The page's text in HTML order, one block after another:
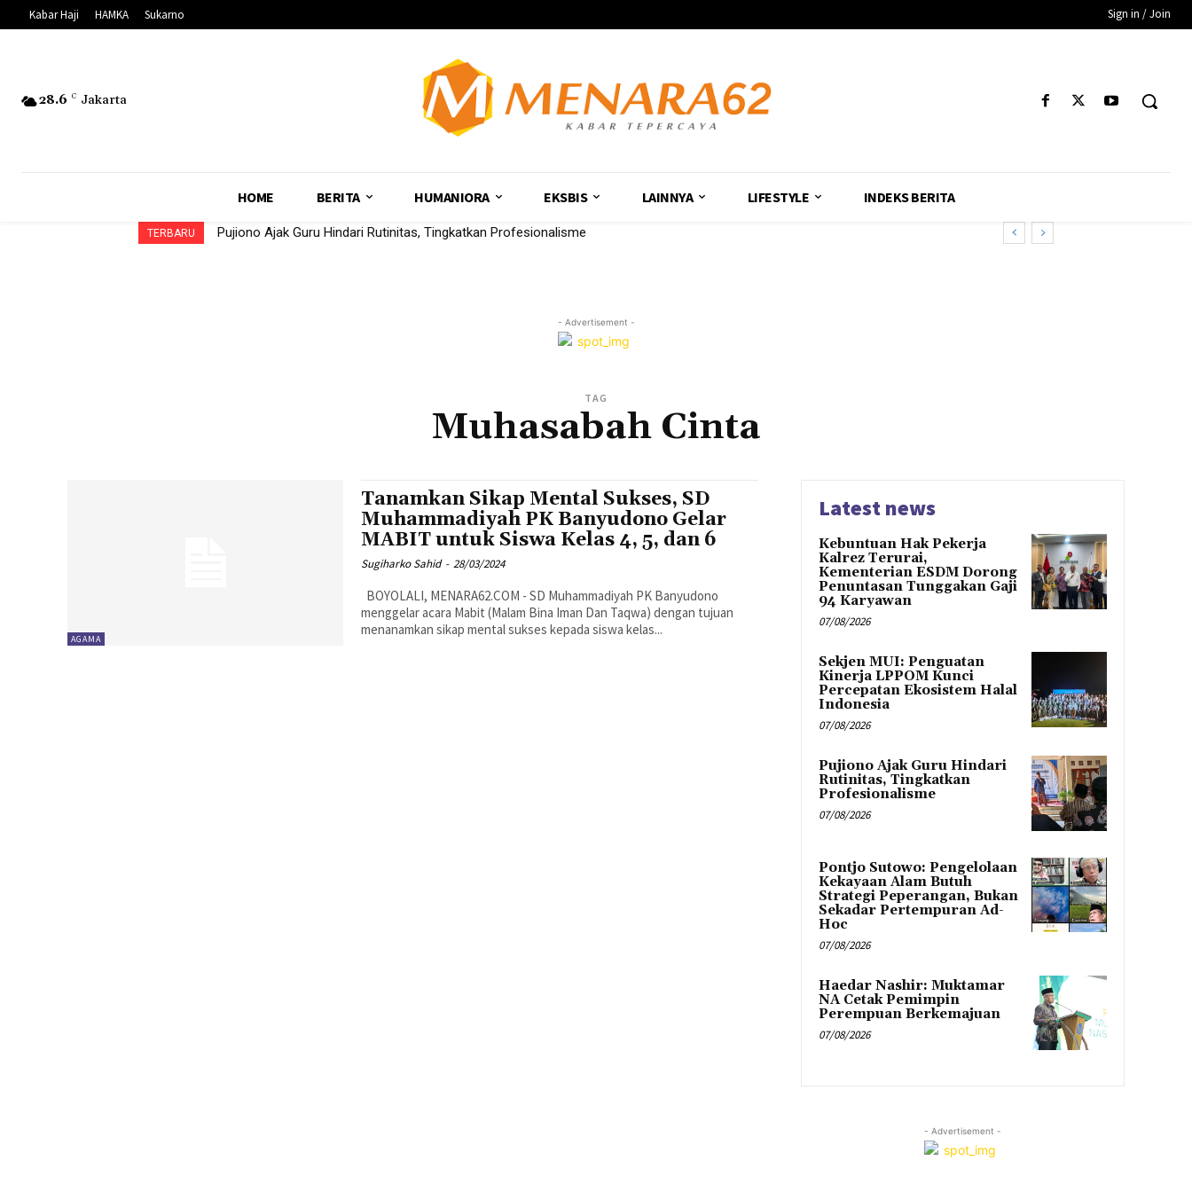
Kabar Haji HAMKA Sukarno Sign in / Join
28.6 C Jakarta
HOME BERITA HUMANIORA EKSBIS LAINNYA LIFESTYLE INDEKS BERITA
TERBARU Pujiono Ajak Guru Hindari Rutinitas, Tingkatkan Profesionalisme
- Advertisement -
TAG
Muhasabah Cinta
AGAMA
Tanamkan Sikap Mental Sukses, SD
Muhammadiyah PK Banyudono Gelar
MABIT untuk Siswa Kelas 4, 5, dan 6
Sugiharko Sahid - 28/03/2024
menggelar acara Mabit (Malam Bina Iman Dan Taqwa) dengan tujuan
menanamkan sikap mental sukses kepada siswa kelas...
Latest news
Kebuntuan Hak Pekerja
Kalrez Terurai,
Kementerian ESDM Dorong
Penuntasan Tunggakan Gaji
94 Karyawan
07/08/2026
Sekjen MUI: Penguatan
Kinerja LPPOM Kunci
Percepatan Ekosistem Halal
Indonesia
07/08/2026
Pujiono Ajak Guru Hindari
Rutinitas, Tingkatkan
Profesionalisme
07/08/2026
Pontjo Sutowo: Pengelolaan
Kekayaan Alam Butuh
Strategi Peperangan, Bukan
Sekadar Pertempuran Ad-
Hoc
07/08/2026
Haedar Nashir: Muktamar
NA Cetak Pemimpin
Perempuan Berkemajuan
07/08/2026
- Advertisement -